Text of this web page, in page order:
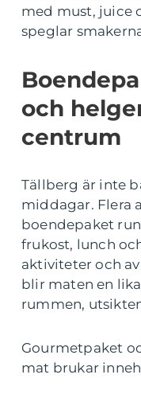
med must, juice
speglar
och
centrum
Tällberg är inte
middagar. Flera
boendepaket
frukost, lunch
aktiviteter och
blir maten en
rummen,
Gourmetpaket
mat brukar